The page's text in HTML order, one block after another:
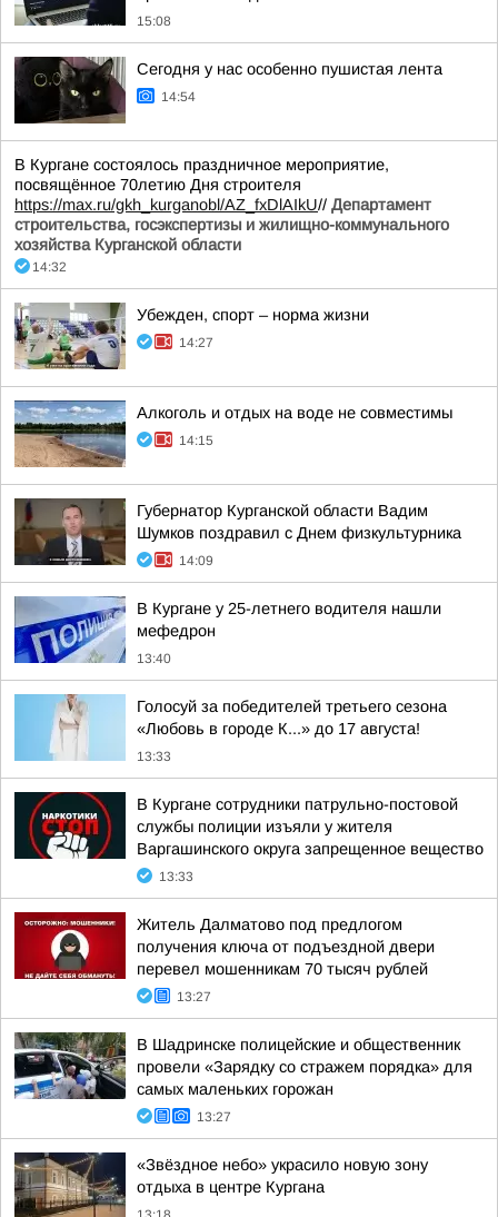
15:08
Сегодня у нас особенно пушистая лента
14:54
В Кургане состоялось праздничное мероприятие,
посвящённое 70летию Дня строителя
https://max.ru/gkh_kurganobl/AZ_fxDlAIkU// Департамент
строительства, госэкспертизы и жилищно-коммунального
хозяйства Курганской области
14:32
Убежден, спорт – норма жизни
14:27
Алкоголь и отдых на воде не совместимы
14:15
Губернатор Курганской области Вадим
Шумков поздравил с Днем физкультурника
14:09
В Кургане у 25-летнего водителя нашли
мефедрон
13:40
Голосуй за победителей третьего сезона
«Любовь в городе К...» до 17 августа!
13:33
В Кургане сотрудники патрульно-постовой
службы полиции изъяли у жителя
Варгашинского округа запрещенное вещество
13:33
Житель Далматово под предлогом
получения ключа от подъездной двери
перевел мошенникам 70 тысяч рублей
13:27
В Шадринске полицейские и общественник
провели «Зарядку со стражем порядка» для
самых маленьких горожан
13:27
«Звёздное небо» украсило новую зону
отдыха в центре Кургана